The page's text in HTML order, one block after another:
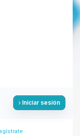
Iniciar sesión